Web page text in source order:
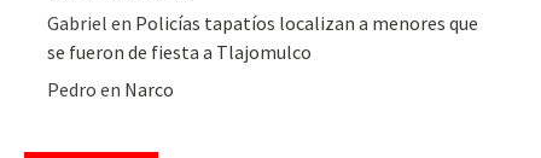
Gabriel en Policías tapatíos localizan a menores que
se fueron de fiesta a Tlajomulco
Pedro en Narco